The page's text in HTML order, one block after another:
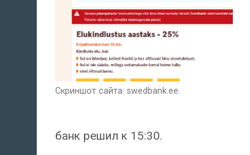
Скриншот сайта: swedbank.ee.
банк решил к 15:30.